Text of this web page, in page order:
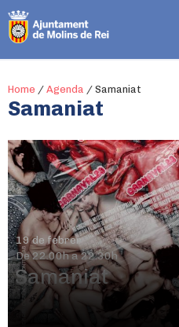
Home / Agenda / Samaniat
Samaniat
19 de febrer
De 22.00h a 22.30h
Samaniat